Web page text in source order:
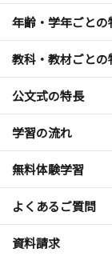
年齢・学年ごとの
教科・教材ごとの
公文式の特長
学習の流れ
無料体験学習
よくあるご質問
資料請求